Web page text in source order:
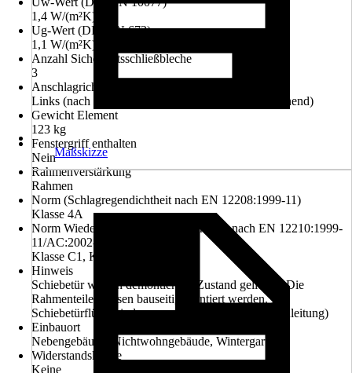
1,4 W/(m²K)
Ug-Wert (DIN EN 673)
1,1 W/(m²K)
Anzahl Sicherheitsschließbleche
3
Anschlagrichtung
Links (nach innen öffnend), Rechts (nach innen öffnend)
Gewicht Element
123 kg
Fenstergriff enthalten
Nein
Rahmenverstärkung
Rahmen
Norm (Schlagregendichtheit nach EN 12208:1999-11)
Klasse 4A
Norm Wiederstandsfähigkeit b.Windlast nach EN 12210:1999-
11/AC:2002-08
Klasse C1, Klasse B2, Klasse A3
Hinweis
Schiebetür wird in demontiertem Zustand geliefert. Die
Rahmenteile müssen bauseitig montiert werden. Die
Schiebetürflügel sind vormontiert. (siehe Montageanleitung)
Einbauort
Nebengebäude, Nichtwohngebäude, Wintergarten
Widerstandsklasse
Keine
Maßskizze